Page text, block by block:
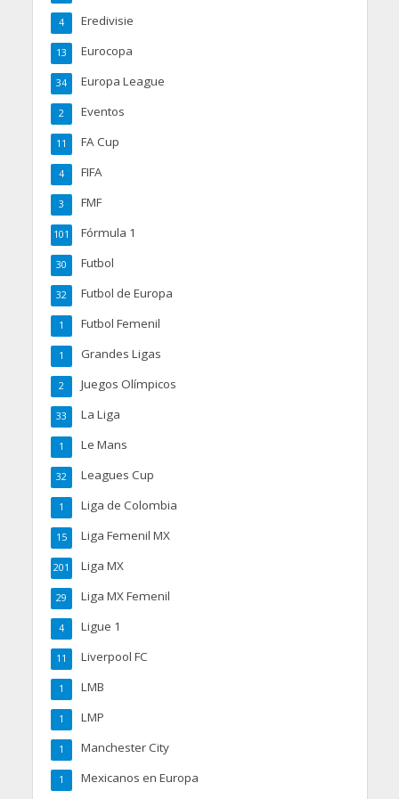
Eredivisie
4
Eurocopa
13
Europa League
34
Eventos
2
FA Cup
11
FIFA
4
FMF
3
Fórmula 1
101
Futbol
30
Futbol de Europa
32
Futbol Femenil
1
Grandes Ligas
1
Juegos Olímpicos
2
La Liga
33
Le Mans
1
Leagues Cup
32
Liga de Colombia
1
Liga Femenil MX
15
Liga MX
201
Liga MX Femenil
29
Ligue 1
4
Liverpool FC
11
LMB
1
LMP
1
Manchester City
1
Mexicanos en Europa
1